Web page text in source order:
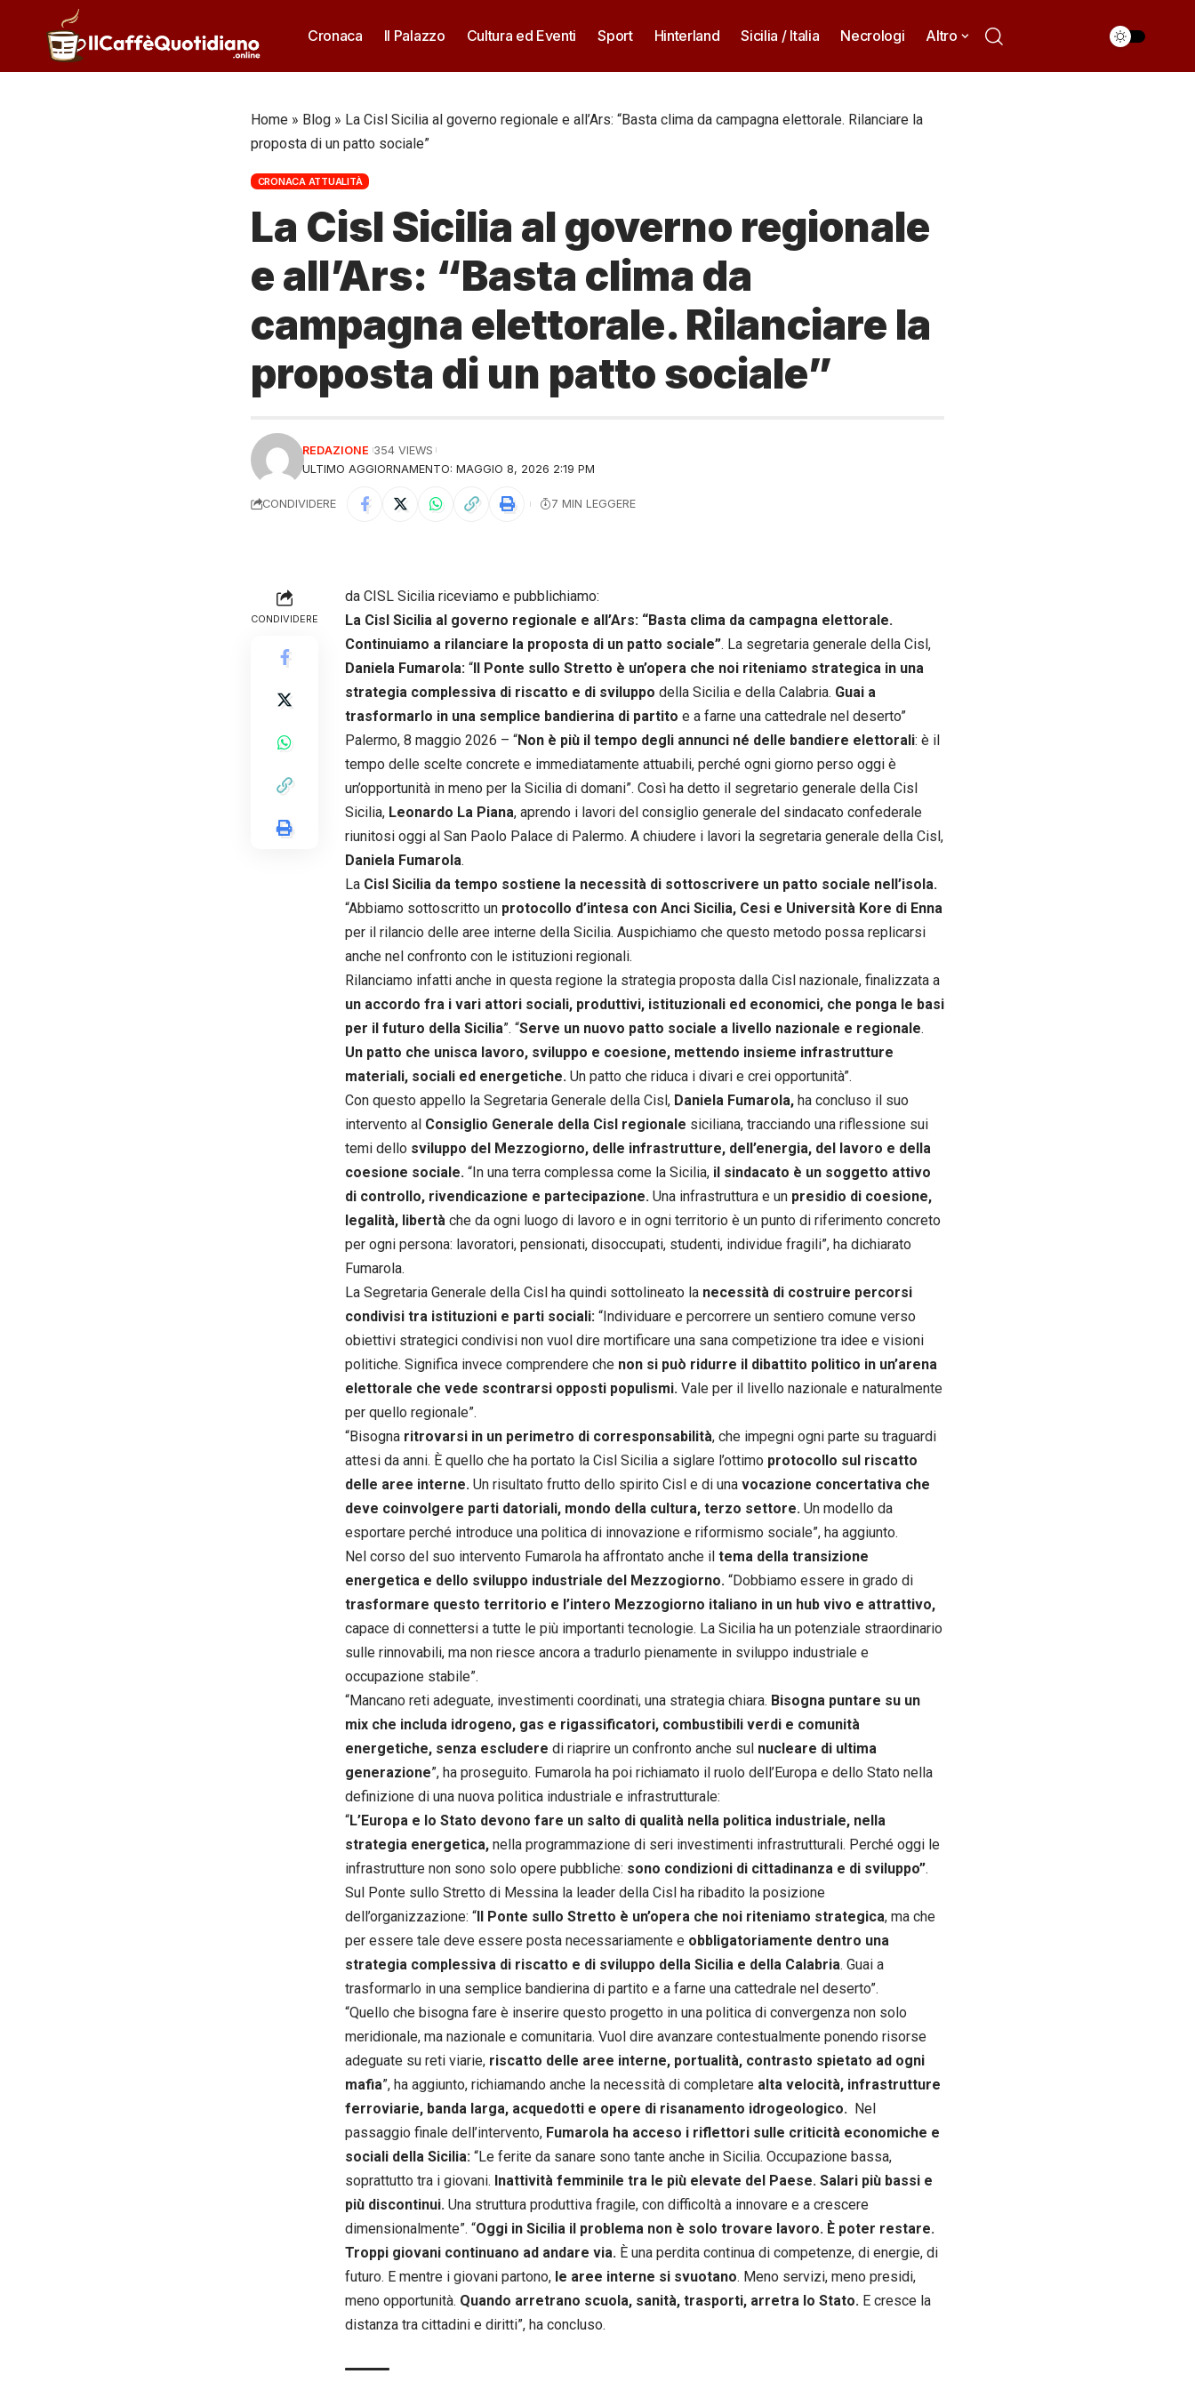
Cronaca Il Palazzo Cultura ed Eventi Sport Hinterland Sicilia / Italia Necrologi Altro
Home » Blog » La Cisl Sicilia al governo regionale e all’Ars: “Basta clima da campagna elettorale. Rilanciare la
proposta di un patto sociale”
CRONACA ATTUALITÀ
La Cisl Sicilia al governo regionale
e all’Ars: “Basta clima da
campagna elettorale. Rilanciare la
proposta di un patto sociale”
ULTIMO AGGIORNAMENTO: MAGGIO 8, 2026 2:19 PM
REDAZIONE 354 VIEWS
CONDIVIDERE 7 MIN LEGGERE
CONDIVIDERE
da CISL Sicilia riceviamo e pubblichiamo:
La Cisl Sicilia al governo regionale e all’Ars: “Basta clima da campagna elettorale.
Continuiamo a rilanciare la proposta di un patto sociale”. La segretaria generale della Cisl,
Daniela Fumarola: “Il Ponte sullo Stretto è un’opera che noi riteniamo strategica in una
strategia complessiva di riscatto e di sviluppo della Sicilia e della Calabria. Guai a
trasformarlo in una semplice bandierina di partito e a farne una cattedrale nel deserto”
Palermo, 8 maggio 2026 – “Non è più il tempo degli annunci né delle bandiere elettorali: è il
tempo delle scelte concrete e immediatamente attuabili, perché ogni giorno perso oggi è
un’opportunità in meno per la Sicilia di domani”. Così ha detto il segretario generale della Cisl
Sicilia, Leonardo La Piana, aprendo i lavori del consiglio generale del sindacato confederale
riunitosi oggi al San Paolo Palace di Palermo. A chiudere i lavori la segretaria generale della Cisl,
Daniela Fumarola.
La Cisl Sicilia da tempo sostiene la necessità di sottoscrivere un patto sociale nell’isola.
“Abbiamo sottoscritto un protocollo d’intesa con Anci Sicilia, Cesi e Università Kore di Enna
per il rilancio delle aree interne della Sicilia. Auspichiamo che questo metodo possa replicarsi
anche nel confronto con le istituzioni regionali.
Rilanciamo infatti anche in questa regione la strategia proposta dalla Cisl nazionale, finalizzata a
un accordo fra i vari attori sociali, produttivi, istituzionali ed economici, che ponga le basi
per il futuro della Sicilia”. “Serve un nuovo patto sociale a livello nazionale e regionale.
Un patto che unisca lavoro, sviluppo e coesione, mettendo insieme infrastrutture
materiali, sociali ed energetiche. Un patto che riduca i divari e crei opportunità”.
Con questo appello la Segretaria Generale della Cisl, Daniela Fumarola, ha concluso il suo
intervento al Consiglio Generale della Cisl regionale siciliana, tracciando una riflessione sui
temi dello sviluppo del Mezzogiorno, delle infrastrutture, dell’energia, del lavoro e della
coesione sociale. “In una terra complessa come la Sicilia, il sindacato è un soggetto attivo
di controllo, rivendicazione e partecipazione. Una infrastruttura e un presidio di coesione,
legalità, libertà che da ogni luogo di lavoro e in ogni territorio è un punto di riferimento concreto
per ogni persona: lavoratori, pensionati, disoccupati, studenti, individue fragili”, ha dichiarato
Fumarola.
La Segretaria Generale della Cisl ha quindi sottolineato la necessità di costruire percorsi
condivisi tra istituzioni e parti sociali: “Individuare e percorrere un sentiero comune verso
obiettivi strategici condivisi non vuol dire mortificare una sana competizione tra idee e visioni
politiche. Significa invece comprendere che non si può ridurre il dibattito politico in un’arena
elettorale che vede scontrarsi opposti populismi. Vale per il livello nazionale e naturalmente
per quello regionale”.
“Bisogna ritrovarsi in un perimetro di corresponsabilità, che impegni ogni parte su traguardi
attesi da anni. È quello che ha portato la Cisl Sicilia a siglare l’ottimo protocollo sul riscatto
delle aree interne. Un risultato frutto dello spirito Cisl e di una vocazione concertativa che
deve coinvolgere parti datoriali, mondo della cultura, terzo settore. Un modello da
esportare perché introduce una politica di innovazione e riformismo sociale”, ha aggiunto.
Nel corso del suo intervento Fumarola ha affrontato anche il tema della transizione
energetica e dello sviluppo industriale del Mezzogiorno. “Dobbiamo essere in grado di
trasformare questo territorio e l’intero Mezzogiorno italiano in un hub vivo e attrattivo,
capace di connettersi a tutte le più importanti tecnologie. La Sicilia ha un potenziale straordinario
sulle rinnovabili, ma non riesce ancora a tradurlo pienamente in sviluppo industriale e
occupazione stabile”.
“Mancano reti adeguate, investimenti coordinati, una strategia chiara. Bisogna puntare su un
mix che includa idrogeno, gas e rigassificatori, combustibili verdi e comunità
energetiche, senza escludere di riaprire un confronto anche sul nucleare di ultima
generazione”, ha proseguito. Fumarola ha poi richiamato il ruolo dell’Europa e dello Stato nella
definizione di una nuova politica industriale e infrastrutturale:
“L’Europa e lo Stato devono fare un salto di qualità nella politica industriale, nella
strategia energetica, nella programmazione di seri investimenti infrastrutturali. Perché oggi le
infrastrutture non sono solo opere pubbliche: sono condizioni di cittadinanza e di sviluppo”.
Sul Ponte sullo Stretto di Messina la leader della Cisl ha ribadito la posizione
dell’organizzazione: “Il Ponte sullo Stretto è un’opera che noi riteniamo strategica, ma che
per essere tale deve essere posta necessariamente e obbligatoriamente dentro una
strategia complessiva di riscatto e di sviluppo della Sicilia e della Calabria. Guai a
trasformarlo in una semplice bandierina di partito e a farne una cattedrale nel deserto”.
“Quello che bisogna fare è inserire questo progetto in una politica di convergenza non solo
meridionale, ma nazionale e comunitaria. Vuol dire avanzare contestualmente ponendo risorse
adeguate su reti viarie, riscatto delle aree interne, portualità, contrasto spietato ad ogni
mafia”, ha aggiunto, richiamando anche la necessità di completare alta velocità, infrastrutture
ferroviarie, banda larga, acquedotti e opere di risanamento idrogeologico. Nel
passaggio finale dell’intervento, Fumarola ha acceso i riflettori sulle criticità economiche e
sociali della Sicilia: “Le ferite da sanare sono tante anche in Sicilia. Occupazione bassa,
soprattutto tra i giovani. Inattività femminile tra le più elevate del Paese. Salari più bassi e
più discontinui. Una struttura produttiva fragile, con difficoltà a innovare e a crescere
dimensionalmente”. “Oggi in Sicilia il problema non è solo trovare lavoro. È poter restare.
Troppi giovani continuano ad andare via. È una perdita continua di competenze, di energie, di
futuro. E mentre i giovani partono, le aree interne si svuotano. Meno servizi, meno presidi,
meno opportunità. Quando arretrano scuola, sanità, trasporti, arretra lo Stato. E cresce la
distanza tra cittadini e diritti”, ha concluso.